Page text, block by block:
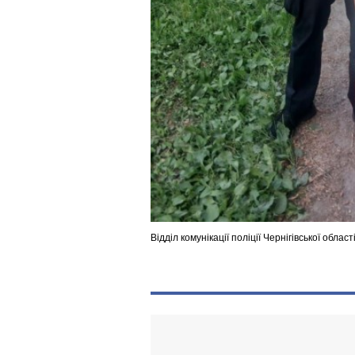
Відділ комунікації поліції Чернігівської області